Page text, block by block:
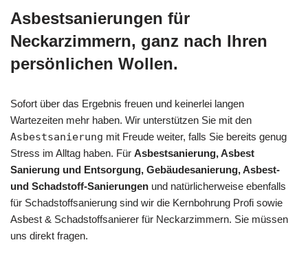
Asbestsanierungen für
Neckarzimmern, ganz nach Ihren
persönlichen Wollen.
Sofort über das Ergebnis freuen und keinerlei langen
Wartezeiten mehr haben. Wir unterstützen Sie mit den
Asbestsanierung mit Freude weiter, falls Sie bereits genug
Stress im Alltag haben. Für Asbestsanierung, Asbest
Sanierung und Entsorgung, Gebäudesanierung, Asbest-
und Schadstoff-Sanierungen und natürlicherweise ebenfalls
für Schadstoffsanierung sind wir die Kernbohrung Profi sowie
Asbest & Schadstoffsanierer für Neckarzimmern. Sie müssen
uns direkt fragen.